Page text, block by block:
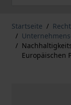
Startseite / Recht
/
/
Europäischen